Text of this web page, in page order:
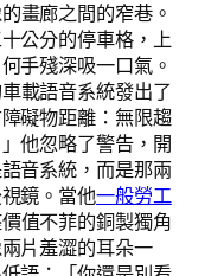
畫廊之間的窄巷。
公分的停車格，上
手殘深吸一口氣。
載語音系統發出了
礙物距離：無限趨
他忽略了警告，開
音系統，而是那兩
鏡。當他一般勞工
值不菲的銅製獨角
片羞澀的耳朵一